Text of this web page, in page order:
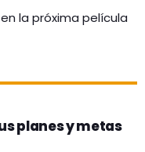
la próxima película
planes y metas